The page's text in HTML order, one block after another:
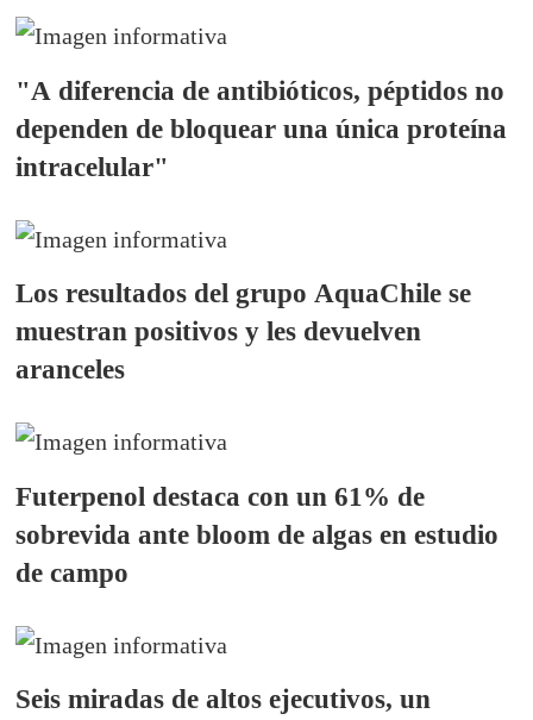
"A diferencia de antibióticos, péptidos no
dependen de bloquear una única proteína
intracelular"
Los resultados del grupo AquaChile se
muestran positivos y les devuelven
aranceles
Futerpenol destaca con un 61% de
sobrevida ante bloom de algas en estudio
de campo
Seis miradas de altos ejecutivos, un